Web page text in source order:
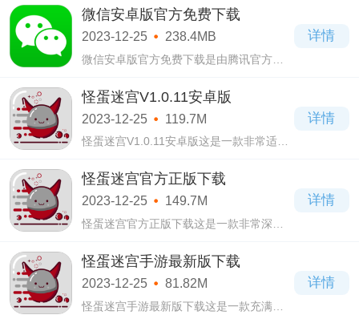
方最新版下载安装游戏采用了3D风格，画
风细腻生动，非常写实，能够让你切身感
受到饥
微信安卓版官方免费下载
2023-12-25 238.4MB
微信安卓版官方免费下载是由腾讯官方精
化时代，相信很多用户都在使用这款微信
安卓版官方免费下载聊天软件。
详情
怪蛋迷宫V1.0.11安卓版
2023-12-25 119.7M
怪蛋迷宫V1.0.11安卓版这是一款非常适合
宫V1.0.11安卓版在这款游戏中，玩家们可
以自由的组建里面的队伍，而且里面还有
着个各种
详情
怪蛋迷宫官方正版下载
2023-12-25 149.7M
怪蛋迷宫官方正版下载这是一款非常深受
载在这款游戏中，玩家们将会观看到各种
各样的游戏冒险场合，而且里面还有着大
量的职
详情
怪蛋迷宫手游最新版下载
2023-12-25 81.82M
怪蛋迷宫手游最新版下载这是一款充满着
详情